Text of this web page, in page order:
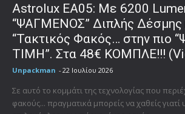
Astrolux ΕΑ05: Με 6200
“ΨΑΓΜΕΝΟΣ” Διπλής Δέσμης
“Τακτικός Φακός… στην πιο
ΤΙΜΗ”. Στα 48€ ΚΟΜΠΛΕ!!!
Unpackman - 22 Ιουλίου 2026
Σε αυτό το κομμάτι της τεχνολογίας που
φακούς... πραγματικά μπορείς να χαθείς